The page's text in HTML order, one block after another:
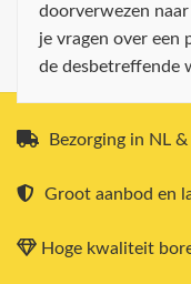
doorverwezen
je vragen over een
de desbetreffende
Bezorging in NL &
Groot aanbod en
Hoge kwaliteit